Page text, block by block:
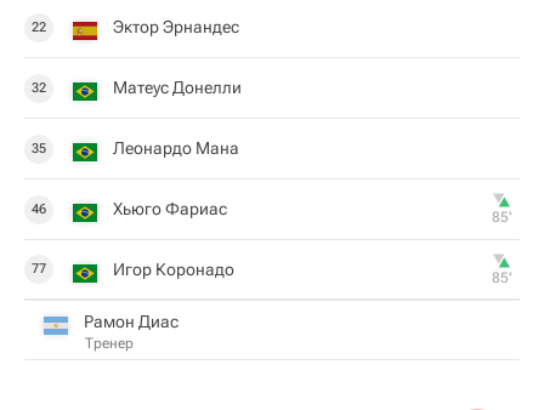
22 Эктор Эрнандес
32 Матеус Донелли
35 Леонардо Мана
46 Хьюго Фариас 85‎’‎
77 Игор Коронадо 85‎’‎
Рамон Диас
Тренер